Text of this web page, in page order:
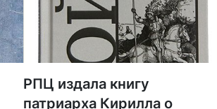
РПЦ издала книгу
патриарха Кирилла о